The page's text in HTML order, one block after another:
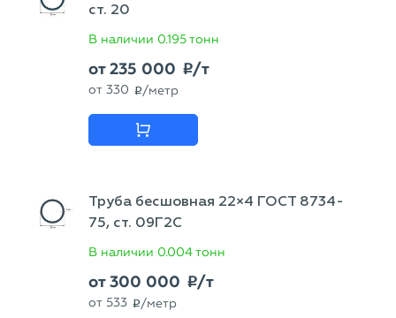
ст. 20
В наличии 0.195 тонн
от235 000 p/т
от 330 p /метр
Труба бесшовная 22×4 ГОСТ 8734-
75, ст. 09Г2С
В наличии 0.004 тонн
от300 000 p/т
от 533 p /метр